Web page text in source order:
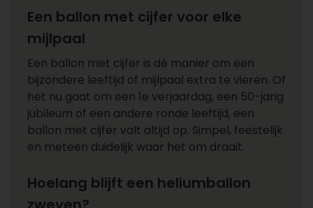
Een ballon met cijfer voor elke
mijlpaal
Een ballon met cijfer is dé manier om een
bijzondere leeftijd of mijlpaal extra te vieren. Of
het nu gaat om een 1e verjaardag, een 50-jarig
jubileum of een andere ronde leeftijd, een
ballon met cijfer valt altijd op. Simpel, feestelijk
en meteen duidelijk waar het om draait.
Hoelang blijft een heliumballon